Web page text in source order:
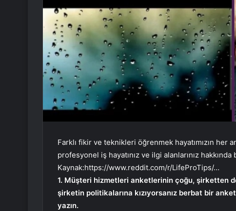
Farklı fikir ve teknikleri öğrenmek hayatımızın her
profesyonel iş hayatınız ve ilgi alanlarınız
Kaynak:https://www.reddit.com/r/LifeProTips/…
1. Müşteri hizmetleri anketlerinin çoğu, şirketten
şirketin politikalarına kızıyorsanız berbat bir
yazın.